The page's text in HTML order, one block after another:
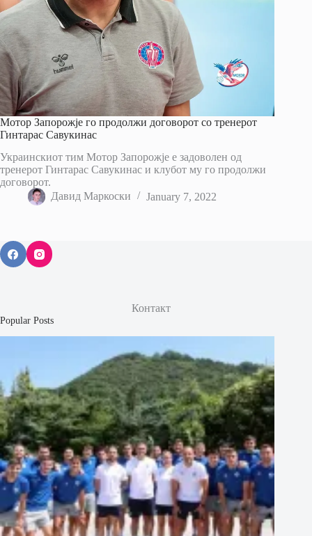
Мотор Запорожје го продолжи договорот со тренерот
Гинтарас Савукинас
Украинскиот тим Мотор Запорожје е задоволен од
тренерот Гинтарас Савукинас и клубот му го продолжи
договорот.
Давид Маркоски
January 7, 2022
Контакт
Popular Posts